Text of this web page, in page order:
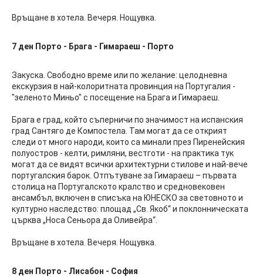
Връщане в хотела. Вечеря. Нощувка.
7 ден Порто - Брага - Гимараеш - Порто
Закуска. Свободно време или по желание: целодневна
екскурзия в най-колоритната провинция на Португалия -
"зеленото Миньо" с посещение на Брага и Гимараеш.
Брага е град, който съперничи по значимост на испанския
град Сантяго де Компостела. Там могат да се открият
следи от много народи, които са минали през Пиренейския
полуостров - келти, римляни, вестготи - на практика тук
могат да се видят всички архитектурни стилове и най-вече
португалския барок. Отпътуване за Гимараеш – първата
столица на Португалското кралство и средновековен
ансамбъл, включен в списъка на ЮНЕСКО за световното и
културно наследство: площад „Св. Якоб“ и поклонническата
църква „Носа Сеньора да Оливейра“.
Връщане в хотела. Вечеря. Нощувка.
8 ден Порто - Лисабон - София